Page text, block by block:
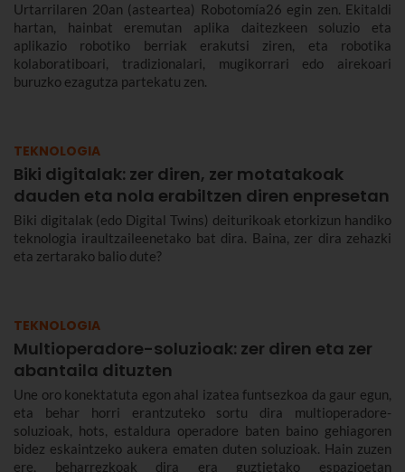
Urtarrilaren 20an (asteartea) Robotomía26 egin zen. Ekitaldi
hartan, hainbat eremutan aplika daitezkeen soluzio eta
aplikazio robotiko berriak erakutsi ziren, eta robotika
kolaboratiboari, tradizionalari, mugikorrari edo airekoari
buruzko ezagutza partekatu zen.
TEKNOLOGIA
Biki digitalak: zer diren, zer motatakoak
dauden eta nola erabiltzen diren enpresetan
Biki digitalak (edo Digital Twins) deiturikoak etorkizun handiko
teknologia iraultzaileenetako bat dira. Baina, zer dira zehazki
eta zertarako balio dute?
TEKNOLOGIA
Multioperadore-soluzioak: zer diren eta zer
abantaila dituzten
Une oro konektatuta egon ahal izatea funtsezkoa da gaur egun,
eta behar horri erantzuteko sortu dira multioperadore-
soluzioak, hots, estaldura operadore baten baino gehiagoren
bidez eskaintzeko aukera ematen duten soluzioak. Hain zuzen
ere, beharrezkoak dira era guztietako espazioetan